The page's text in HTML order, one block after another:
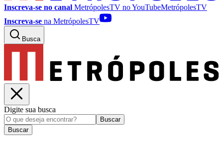
Inscreva-se no canal MetrópolesTV noYouTubeMetrópolesTV
Inscreva-se na MetrópolesTV
Busca
Digite sua busca
Buscar
Buscar